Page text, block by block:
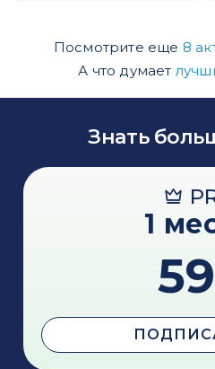
Посмотрите еще 8
А что думает
Знать
1